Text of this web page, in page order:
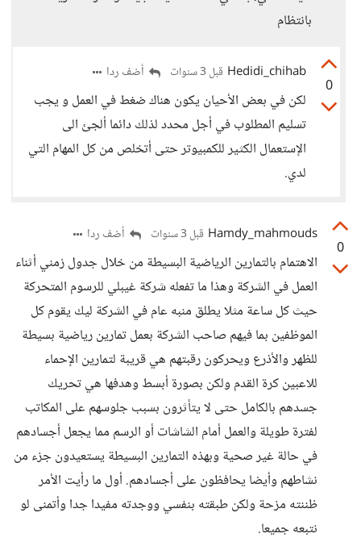
بانتظام
0
Hedidi_chihab قبل 3 سنوات أضف ردا
لكن في بعض الأحيان يكون هناك ضغط في العمل و يجب
تسليم المطلوب في أجل محدد لذلك دائما ألجئ الى
الإستعمال الكثير للكمبيوتر حتى أتخلص من كل المهام التي
لدي.
0
Hamdy_mahmouds قبل 3 سنوات أضف ردا
الاهتمام بالتمارين الرياضية البسيطة من خلال جدول زمني أثناء
العمل في الشركة وهذا ما تفعله شركة غيبلي للرسوم المتحركة
حيث كل ساعة مثلا يطلق منبه عام في الشركة ليك يقوم كل
الموظفين بما فيهم صاحب الشركة بعمل تمارين رياضية بسيطة
للظهر والأذرع ويحركون رقبتهم هي قريبة لتمارين الإحماء
للاعبين كرة القدم ولكن بصورة أبسط وهدفها هي تحريك
جسدهم بالكامل حتى لا يتأثرون بسبب جلوسهم على المكاتب
لفترة طويلة والعمل أمام الشاشات أو الرسم مما يجعل أجسادهم
في حالة غير صحية وبهذه التمارين البسيطة يستعيدون جزء من
نشاطهم وأيضا يحافظون على أجسادهم. أول ما رأيت الأمر
ظننته مزحة ولكن طبقته بنفسي ووجدته مفيدا جدا وأتمنى لو
نتبعه جميعا.